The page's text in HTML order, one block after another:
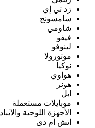
زد تي إي
سامسونج
شاومي
فيفو
لينوفو
موتورولا
نوكيا
هواوي
هونر
ابل
موبايلات مستعملة
الأجهزة اللوحية والآيباد
اتش ام دى